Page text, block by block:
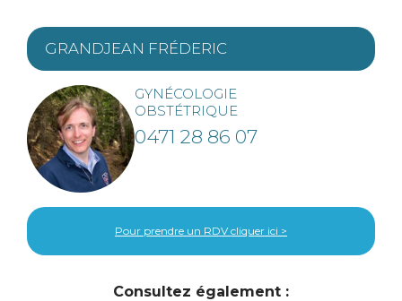
GRANDJEAN FRÉDERIC
GYNÉCOLOGIE
OBSTÉTRIQUE
0471 28 86 07
Pour prendre un RDV cliquer ici >
Consultez également :